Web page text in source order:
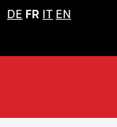
DE FR IT EN